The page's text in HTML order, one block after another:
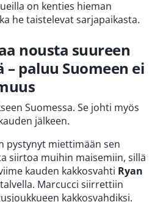
on kenties hieman
he taistelevat sarjapaikasta.
nousta suureen
– paluu Suomeen ei
Suomessa. Se johti myös
jälkeen.
pystynyt miettimään sen
siirtoa muihin maisemiin, sillä
kauden kakkosvahti Ryan
Marcucci siirrettiin
kakkosvahdiksi.